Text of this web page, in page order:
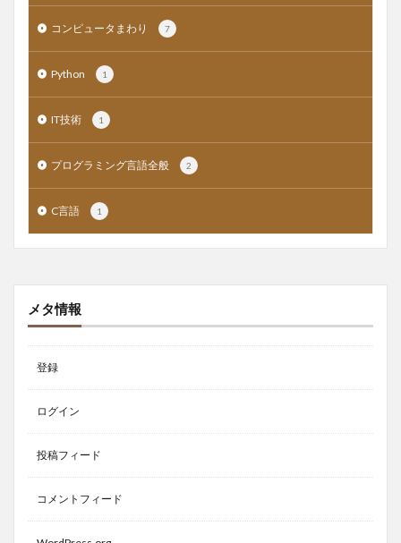
コンピュータまわり 7
Python 1
IT技術 1
プログラミング言語全般 2
C言語 1
メタ情報
登録
ログイン
投稿フィード
コメントフィード